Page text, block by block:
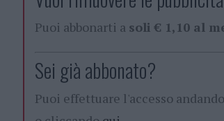
Puoi abbonarti a soli € 1,10 al
Sei già abbonato?
Puoi effettuare l'accesso